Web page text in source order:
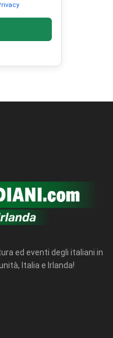
ed eventi degli italiani in
Italia e Irlanda!